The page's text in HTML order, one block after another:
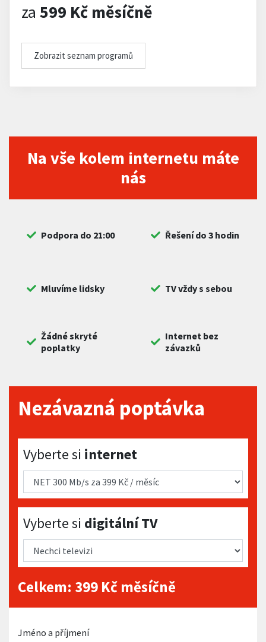
za 599 Kč měsíčně
Zobrazit seznam programů
Na vše kolem internetu máte
nás
Podpora do 21:00 Řešení do 3 hodin
Mluvíme lidsky TV vždy s sebou
Žádné skryté
poplatky
Internet bez
závazků
Nezávazná poptávka
Vyberte si internet
Vyberte si internet
Vyberte si digitální TV
Vyberte si digitální TV
Celkem: 399 Kč měsíčně
Jméno a příjmení